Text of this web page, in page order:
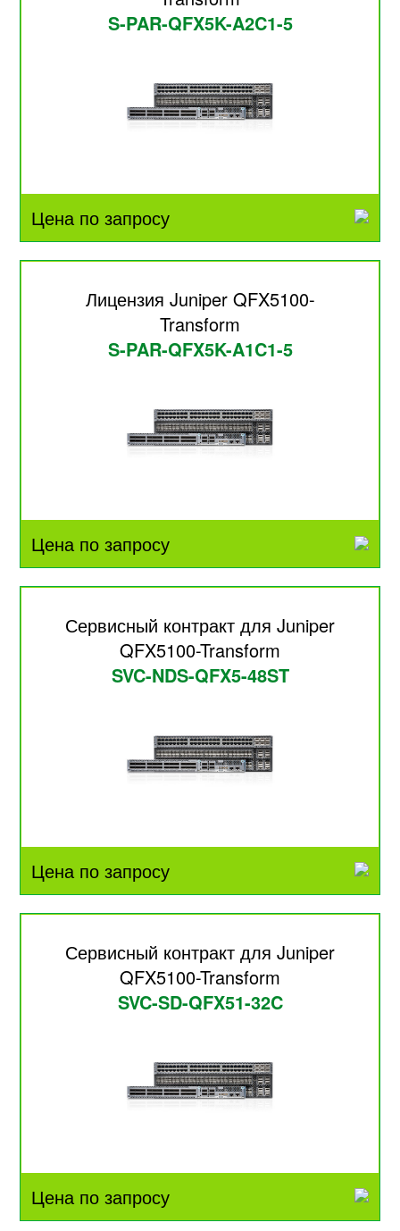
S-PAR-QFX5K-A2C1-5
Цена по запросу
Лицензия Juniper QFX5100-
Transform
S-PAR-QFX5K-A1C1-5
Цена по запросу
Сервисный контракт для Juniper
QFX5100-Transform
SVC-NDS-QFX5-48ST
Цена по запросу
Сервисный контракт для Juniper
QFX5100-Transform
SVC-SD-QFX51-32C
Цена по запросу